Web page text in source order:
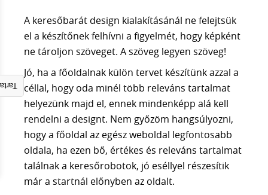
BLOG
A CSAPAT
KAPCSOLAT
30 PERCES INGYENES TANÁCSADÁS
A keresőbarát design kialakításánál ne felejtsük
el a készítőnek felhívni a figyelmét, hogy képként
ne tároljon szöveget. A szöveg legyen szöveg!
Jó, ha a főoldalnak külön tervet készítünk azzal a
céllal, hogy oda minél több releváns tartalmat
helyezünk majd el, ennek mindenképp alá kell
rendelni a designt. Nem győzöm hangsúlyozni,
hogy a főoldal az egész weboldal legfontosabb
oldala, ha ezen bő, értékes és releváns tartalmat
találnak a keresőrobotok, jó eséllyel részesítik
már a startnál előnyben az oldalt.